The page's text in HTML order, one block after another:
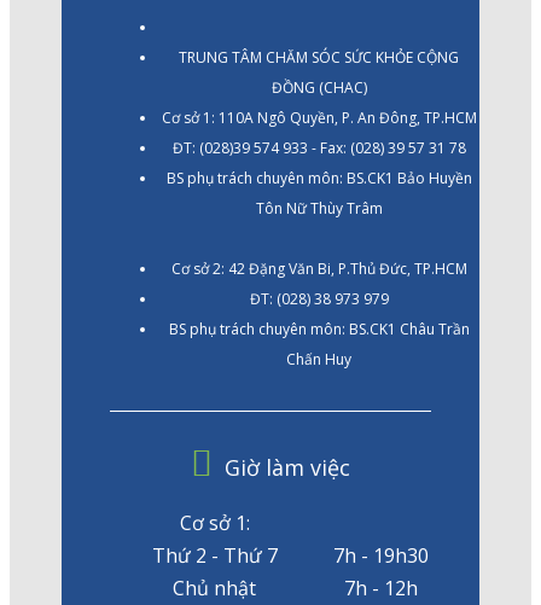
TRUNG TÂM CHĂM SÓC SỨC KHỎE CỘNG
ĐỒNG (CHAC)
Cơ sở 1: 110A Ngô Quyền, P. An Đông, TP.HCM
ĐT: (028)39 574 933 - Fax: (028) 39 57 31 78
BS phụ trách chuyên môn: BS.CK1 Bảo Huyền
Tôn Nữ Thùy Trâm
Cơ sở 2: 42 Đặng Văn Bi, P.Thủ Đức, TP.HCM
ĐT: (028) 38 973 979
BS phụ trách chuyên môn: BS.CK1 Châu Trần
Chấn Huy
Giờ làm việc
Cơ sở 1:
Thứ 2 - Thứ 7
7h - 19h30
Chủ nhật
7h - 12h